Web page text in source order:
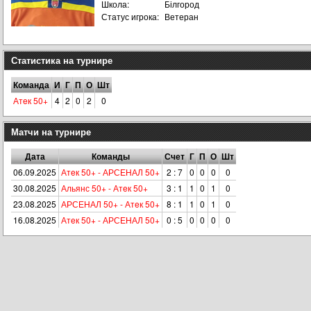
Школа:
Білгород
Статус игрока: Ветеран
Статистика на турнире
Команда И Г П О Шт
Атeк 50+ 4 2 0 2 0
Матчи на турнире
Дата Команды Счет Г П О Шт
06.09.2025 Атeк 50+ - АРСЕНАЛ 50+ 2 : 7 0 0 0
0
30.08.2025 Альянс 50+ - Атeк 50+ 3 : 1 1 0 1
0
23.08.2025 АРСЕНАЛ 50+ - Атeк 50+ 8 : 1 1 0 1
0
16.08.2025 Атeк 50+ - АРСЕНАЛ 50+ 0 : 5 0 0 0 0